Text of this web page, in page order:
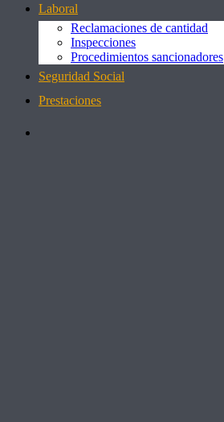
Laboral
Reclamaciones de cantidad
Inspecciones
Procedimientos sancionadores
Seguridad Social
Prestaciones